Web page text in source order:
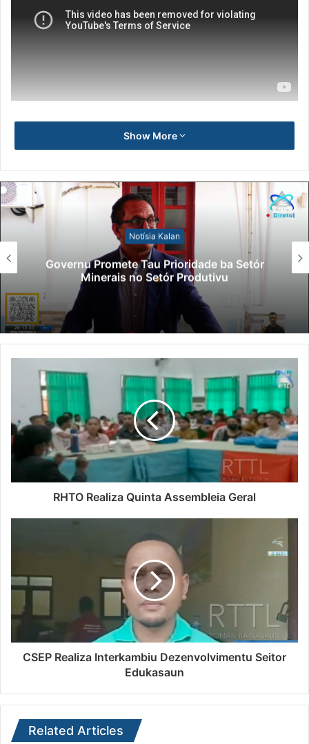
Show More
Notísia Kalan
Governu Promete Tau Prioridade ba Setór
Minerais no Setór Produtivu
RHTO Realiza Quinta Assembleia Geral
CSEP Realiza Interkambiu Dezenvolvimentu Seitor
Edukasaun
Related Articles